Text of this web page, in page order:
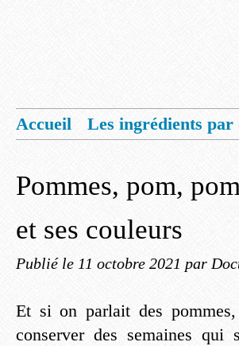
Accueil
Les ingrédients
Pommes, pom,
et ses couleurs
Publié le 11 octobre 2021 par
Et si on parlait des
conserver des semaines